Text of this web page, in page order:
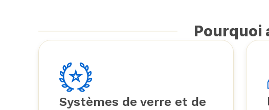
Pourquoi
Systèmes de verre et de